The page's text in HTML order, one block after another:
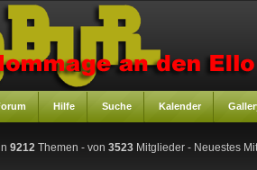
Hilfe Suche Kalender
9212 Themen - von 3523 Mitglieder - Neuestes